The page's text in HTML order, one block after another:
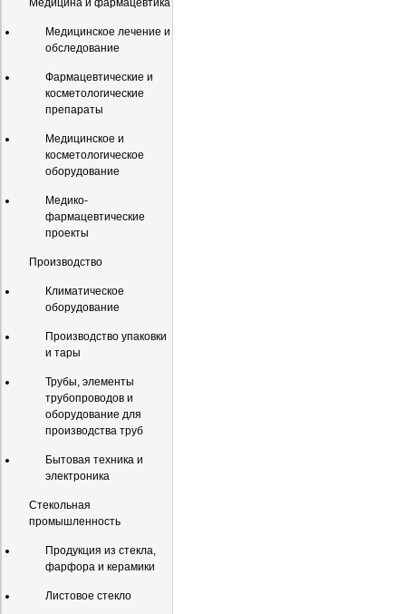
Медицина и фармацевтика
Медицинское лечение и
обследование
Фармацевтические и
косметологические
препараты
Медицинское и
косметологическое
оборудование
Медико-
фармацевтические
проекты
Производство
Климатическое
оборудование
Производство упаковки
и тары
Трубы, элементы
трубопроводов и
оборудование для
производства труб
Бытовая техника и
электроника
Стекольная
промышленность
Продукция из стекла,
фарфора и керамики
Листовое стекло